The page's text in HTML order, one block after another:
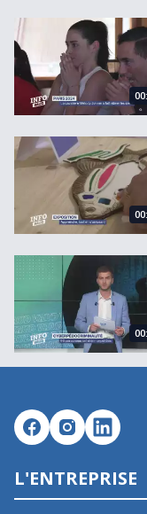
La cavalière
Apprendre tout en
Cyberpédophilie:
L'ENTREPRISE